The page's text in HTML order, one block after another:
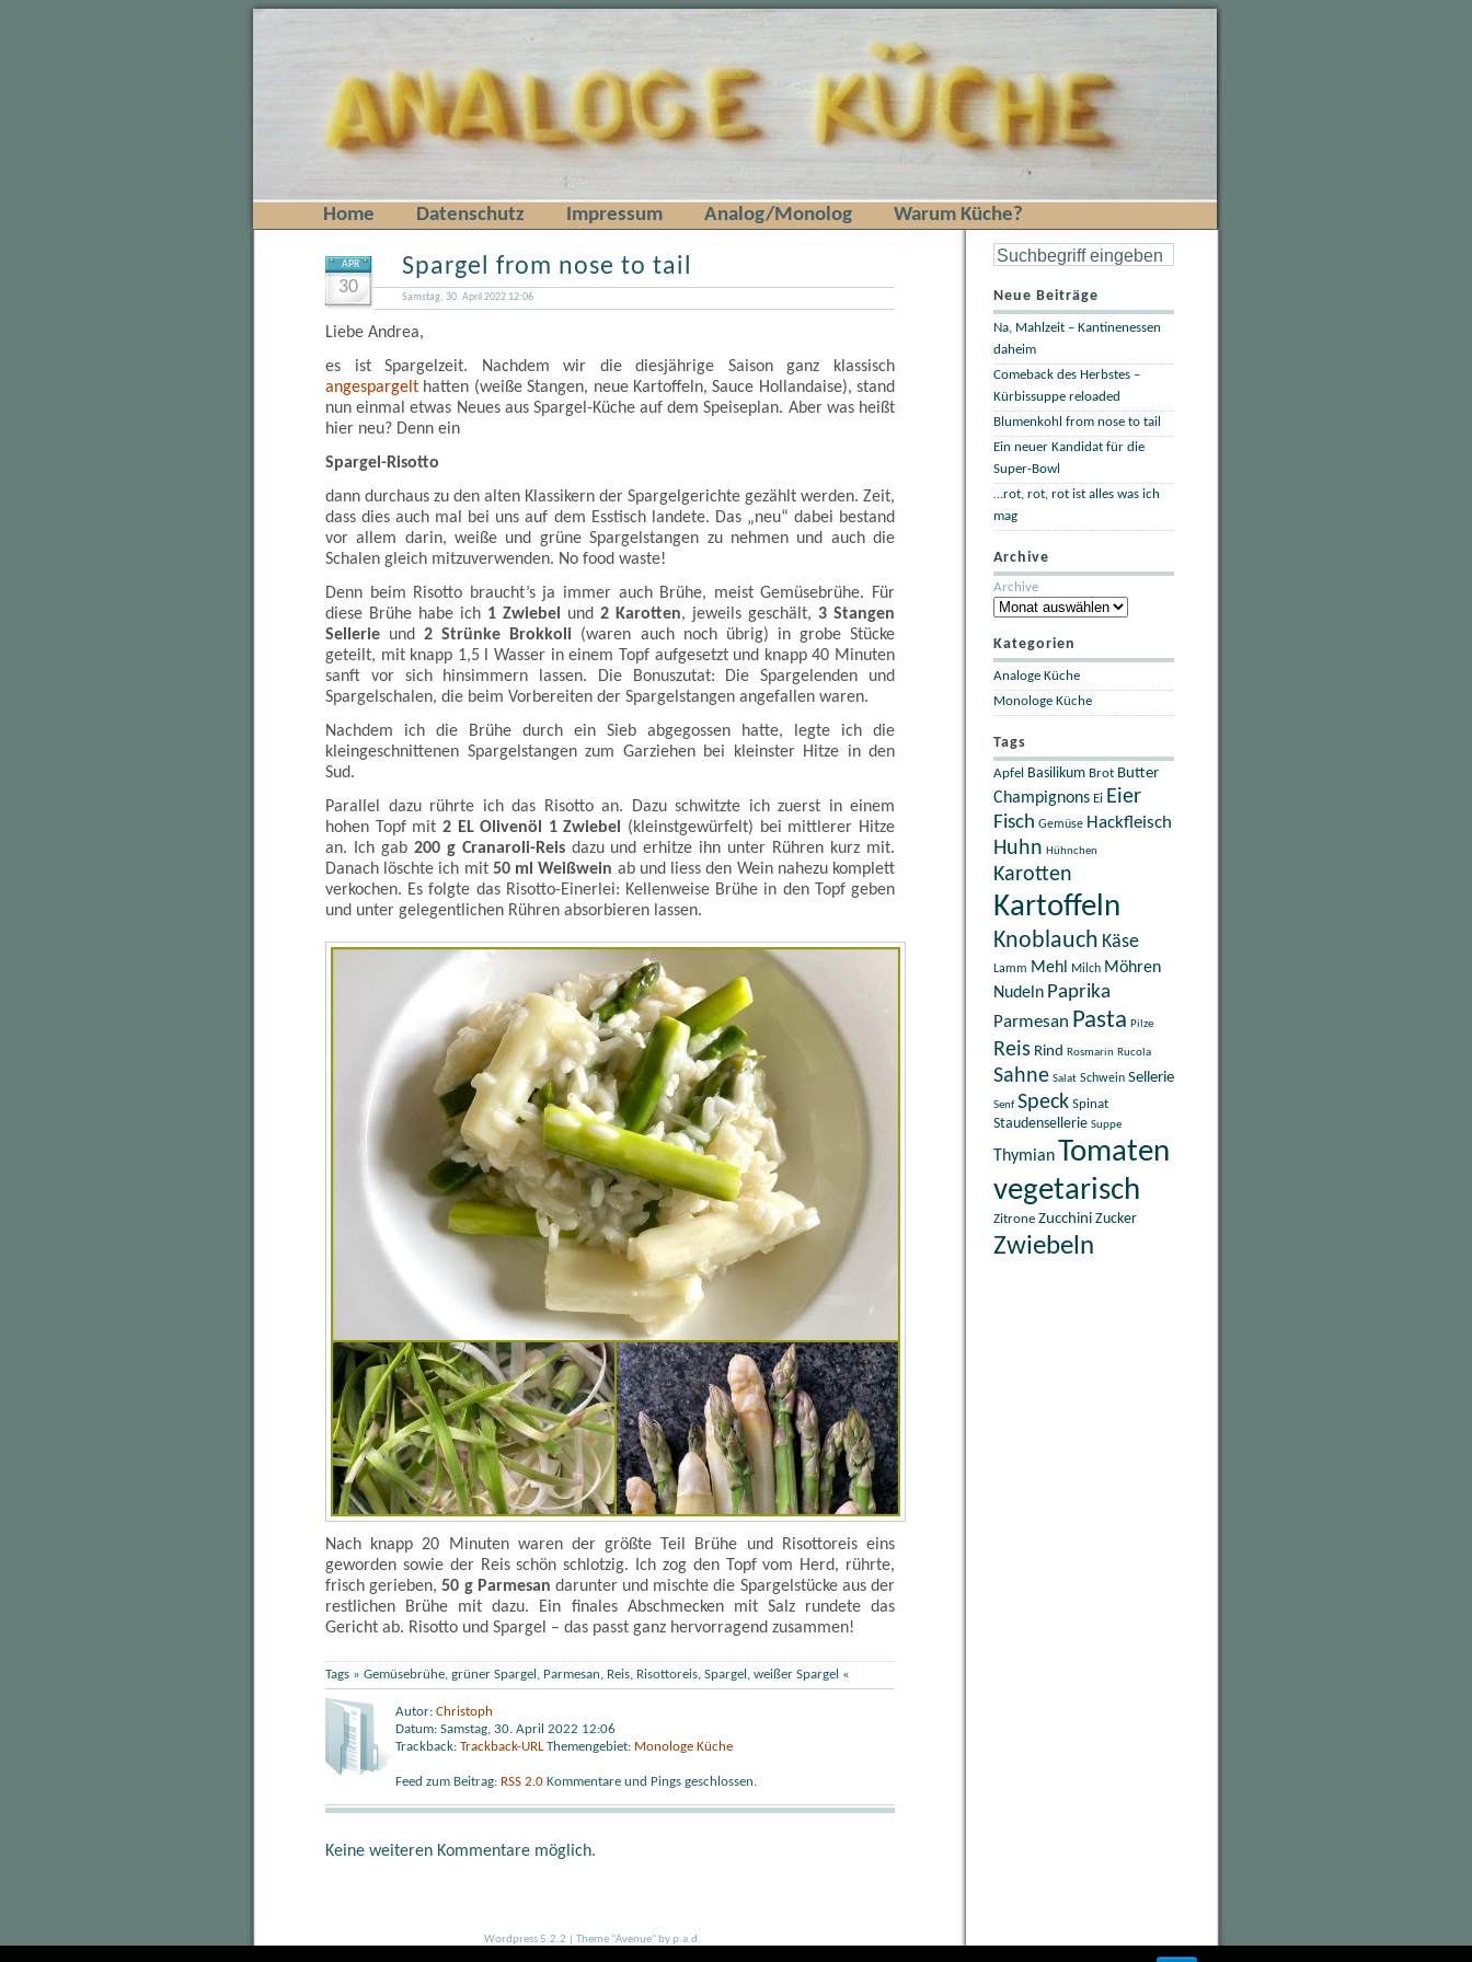
Home Datenschutz Impressum Analog/Monolog Warum Küche?
APR
30
Spargel from nose to tail
Samstag, 30. April 2022 12:06
Liebe Andrea,
es ist Spargelzeit. Nachdem wir die diesjährige Saison ganz klassisch
angespargelt hatten (weiße Stangen, neue Kartoffeln, Sauce Hollandaise), stand
nun einmal etwas Neues aus Spargel-Küche auf dem Speiseplan. Aber was heißt
hier neu? Denn ein
Spargel-Risotto
dann durchaus zu den alten Klassikern der Spargelgerichte gezählt werden. Zeit,
dass dies auch mal bei uns auf dem Esstisch landete. Das „neu“ dabei bestand
vor allem darin, weiße und grüne Spargelstangen zu nehmen und auch die
Schalen gleich mitzuverwenden. No food waste!
Denn beim Risotto braucht’s ja immer auch Brühe, meist Gemüsebrühe. Für
diese Brühe habe ich 1 Zwiebel und 2 Karotten, jeweils geschält, 3 Stangen
Sellerie und2 Strünke Brokkoli (waren auch noch übrig) in grobe Stücke
geteilt, mit knapp 1,5 l Wasser in einem Topf aufgesetzt und knapp 40 Minuten
sanft vor sich hinsimmern lassen. Die Bonuszutat: Die Spargelenden und
Spargelschalen, die beim Vorbereiten der Spargelstangen angefallen waren.
Nachdem ich die Brühe durch ein Sieb abgegossen hatte, legte ich die
kleingeschnittenen Spargelstangen zum Garziehen bei kleinster Hitze in den
Sud.
Parallel dazu rührte ich das Risotto an. Dazu schwitzte ich zuerst in einem
hohen Topf mit 2 EL Olivenöl 1 Zwiebel
(kleinstgewürfelt) bei mittlerer Hitze
an. Ich gab 200 g Cranaroli-Reisdazu und erhitze ihn unter Rühren kurz mit.
Danach löschte ich mit 50 ml Weißwein ab und liess den Wein nahezu komplett
verkochen. Es folgte das Risotto-Einerlei: Kellenweise Brühe in den Topf geben
und unter gelegentlichen Rühren absorbieren lassen.
Nach knapp 20 Minuten waren der größte Teil Brühe und Risottoreis eins
geworden sowie der Reis schön schlotzig. Ich zog den Topf vom Herd, rührte,
frisch gerieben,50 g Parmesan darunter und mischte die Spargelstücke aus der
restlichen Brühe mit dazu. Ein finales Abschmecken mit Salz rundete das
Gericht ab. Risotto und Spargel – das passt ganz hervorragend zusammen!
Tags » Gemüsebrühe, grüner Spargel , Parmesan, Reis, Risottoreis, Spargel , weißer Spargel «
Autor: Christoph
Datum: Samstag, 30. April 2022 12:06
Trackback: Trackback-URLThemengebiet: Monologe Küche
Feed zum Beitrag: RSS 2.0 Kommentare und Pings geschlossen.
Keine weiteren Kommentare möglich.
Neue Beiträge
Na, Mahlzeit – Kantinenessen
daheim
Comeback des Herbstes –
Kürbissuppe reloaded
Blumenkohl from nose to tail
Ein neuer Kandidat für die
Super-Bowl
…rot, rot, rot ist alles was ich
mag
Archive
Archive
Kategorien
Analoge Küche
Monologe Küche
Tags
Apfel Basilikum Brot Butter
Champignons Ei Eier
Fisch Gemüse Hackfleisch
Huhn Hühnchen
Karotten
Kartoffeln
Knoblauch Käse
Lamm Mehl Milch Möhren
Nudeln Paprika
Parmesan Pasta Pilze
Reis Rind Rosmarin Rucola
Sahne Salat Schwein Sellerie
Senf Speck Spinat
Staudensellerie Suppe
ThymianTomaten
vegetarisch
Zitrone Zucchini Zucker
Zwiebeln
Wordpress 5.2.2 Theme "Avenue" by p.a.d.